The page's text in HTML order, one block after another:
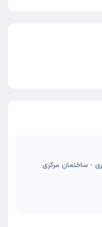
- ساختمان مرکزی